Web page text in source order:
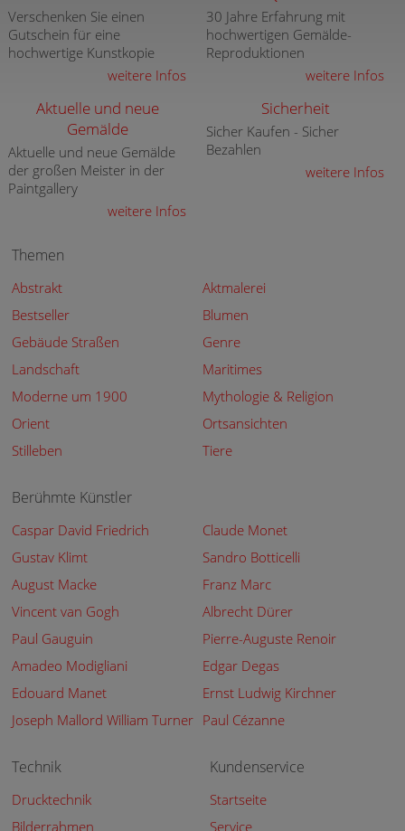
Verschenken Sie einen
Gutschein für eine
hochwertige Kunstkopie
weitere Infos
30 Jahre Erfahrung mit
hochwertigen Gemälde-
Reproduktionen
weitere Infos
Aktuelle und neue
Gemälde
Aktuelle und neue Gemälde
der großen Meister in der
Paintgallery
weitere Infos
Sicherheit
Sicher Kaufen - Sicher
Bezahlen
weitere Infos
Themen
Abstrakt
Aktmalerei
Bestseller
Blumen
Gebäude Straßen
Genre
Landschaft
Maritimes
Moderne um 1900
Mythologie & Religion
Orient
Ortsansichten
Stilleben
Tiere
Berühmte Künstler
Caspar David Friedrich
Claude Monet
Gustav Klimt
Sandro Botticelli
August Macke
Franz Marc
Vincent van Gogh
Albrecht Dürer
Paul Gauguin
Pierre-Auguste Renoir
Amadeo Modigliani
Edgar Degas
Edouard Manet
Ernst Ludwig Kirchner
Joseph Mallord William Turner Paul Cézanne
Technik
Drucktechnik
Bilderrahmen
Kundenservice
Startseite
Service